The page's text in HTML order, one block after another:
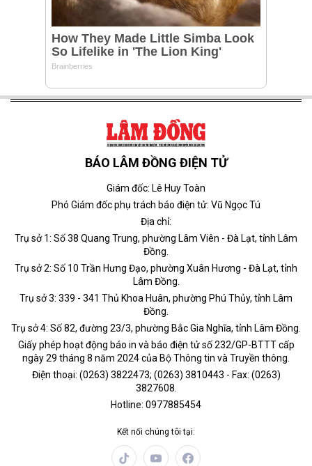
BÁO LÂM ĐỒNG ĐIỆN TỬ
Giám đốc: Lê Huy Toàn
Phó Giám đốc phụ trách báo điện tử: Vũ Ngọc Tú
Địa chỉ:
Trụ sở 1: Số 38 Quang Trung, phường Lâm Viên - Đà Lạt, tỉnh Lâm
Đồng.
Trụ sở 2: Số 10 Trần Hưng Đạo, phường Xuân Hương - Đà Lạt, tỉnh
Lâm Đồng.
Trụ sở 3: 339 - 341 Thủ Khoa Huân, phường Phú Thủy, tỉnh Lâm
Đồng.
Trụ sở 4: Số 82, đường 23/3, phường Bắc Gia Nghĩa, tỉnh Lâm Đồng.
Giấy phép hoạt động báo in và báo điện tử số 232/GP-BTTT cấp
ngày 29 tháng 8 năm 2024 của Bộ Thông tin và Truyền thông.
Điện thoại: (0263) 3822473; (0263) 3810443 - Fax: (0263)
3827608.
Hotline: 0977885454
Kết nối chúng tôi tại: